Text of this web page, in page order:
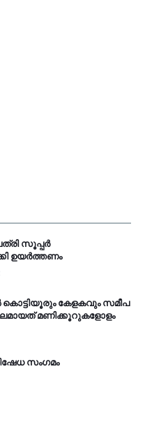
സൂപ്പർ
ഉയർത്തണം
കൊട്ടിയൂരും കേളകവും സമീപ
മണിക്കൂറുകളോളം
സംഗമം